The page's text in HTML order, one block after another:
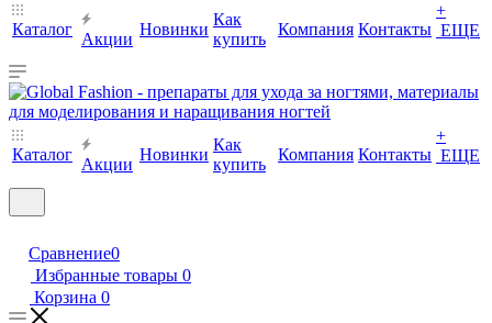
Каталог
Акции
Новинки
Как
купить
Компания Контакты
+
ЕЩЕ
Каталог
Акции
Новинки
Как
купить
Компания Контакты
+
ЕЩЕ
Сравнение0
Избранные товары 0
Корзина 0